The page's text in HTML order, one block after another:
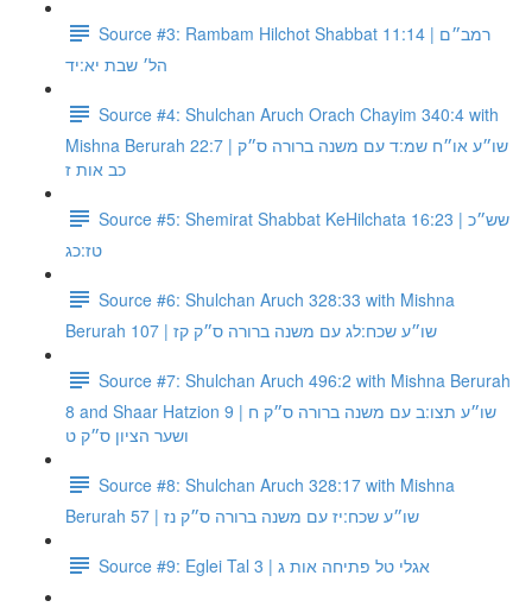
Source #3: Rambam Hilchot Shabbat 11:14 | רמב״ם
הל׳ שבת יא:יד
Source #4: Shulchan Aruch Orach Chayim 340:4 with
Mishna Berurah 22:7 | שו״ע או״ח שמ:ד עם משנה ברורה ס״ק
כב אות ז
Source #5: Shemirat Shabbat KeHilchata 16:23 | שש״כ
טז:כג
Source #6: Shulchan Aruch 328:33 with Mishna
Berurah 107 | שו״ע שכח:לג עם משנה ברורה ס״ק קז
Source #7: Shulchan Aruch 496:2 with Mishna Berurah
8 and Shaar Hatzion 9 | שו״ע תצו:ב עם משנה ברורה ס״ק ח
ושער הציון ס״ק ט
Source #8: Shulchan Aruch 328:17 with Mishna
Berurah 57 | שו״ע שכח:יז עם משנה ברורה ס״ק נז
Source #9: Eglei Tal 3 | אגלי טל פתיחה אות ג